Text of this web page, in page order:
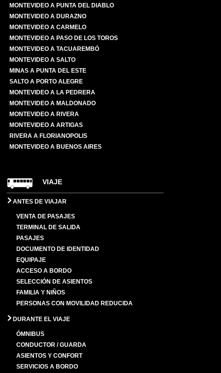
MONTEVIDEO A PUNTA DEL DIABLO
MONTEVIDEO A DURAZNO
MONTEVIDEO A CARMELO
MONTEVIDEO A PASO DE LOS TOROS
MONTEVIDEO A TACUAREMBÓ
MONTEVIDEO A SALTO
MINAS A PUNTA DEL ESTE
SALTO A PORTO ALEGRE
MONTEVIDEO A LA PEDRERA
MONTEVIDEO A MALDONADO
MONTEVIDEO A RIVERA
MONTEVIDEO A ARTIGAS
RIVERA A FLORIANOPOLIS
MONTEVIDEO A BUENOS AIRES
VIAJE
ANTES DE VIAJAR
VENTA DE PASAJES
TERMINAL DE SALIDA
PASAJES
DOCUMENTO DE IDENTIDAD
EQUIPAJE
ACCESO A BORDO
SELECCIÓN DE ASIENTOS
FAMILIA Y NIÑOS
PERSONAS CON MOVILIDAD REDUCIDA
DURANTE EL VIAJE
ÓMNIBUS
CONDUCTOR / GUARDA
ASIENTOS Y CONFORT
SERVICIOS A BORDO